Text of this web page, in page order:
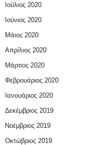
Ιούλιος 2020
Ιούνιος 2020
Μάιος 2020
Απρίλιος 2020
Μάρτιος 2020
Φεβρουάριος 2020
Ιανουάριος 2020
Δεκέμβριος 2019
Νοέμβριος 2019
Οκτώβριος 2019